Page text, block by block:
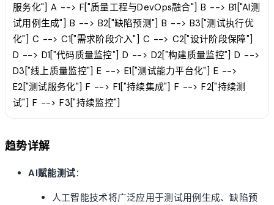
服务化"] A --> F["质量工程与DevOps融合"] B --> B1["AI测
试用例生成"] B --> B2["缺陷预测"] B --> B3["测试执行优
化"] C --> C1["需求阶段介入"] C --> C2["设计阶段保障"]
D --> D1["代码质量监控"] D --> D2["构建质量监控"] D -->
D3["线上质量监控"] E --> E1["测试能力平台化"] E -->
E2["测试服务化"] F --> F1["持续集成"] F --> F2["持续测
试"] F --> F3["持续监控"]
趋势详解
AI赋能测试：
人工智能技术将广泛应用于测试用例生成、缺陷预